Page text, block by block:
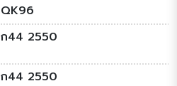
QK96
ก44 2550
ก44 2550